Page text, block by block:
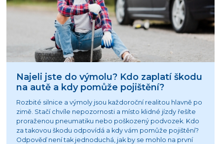
Najeli jste do výmolu? Kdo zaplatí škodu
na autě a kdy pomůže pojištění?
Rozbité silnice a výmoly jsou každoroční realitou hlavně po
zimě. Stačí chvíle nepozornosti a místo klidné jízdy řešíte
proraženou pneumatiku nebo poškozený podvozek. Kdo
za takovou škodu odpovídá a kdy vám pomůže pojištění?
Odpověď není tak jednoduchá, jak by se mohlo na první